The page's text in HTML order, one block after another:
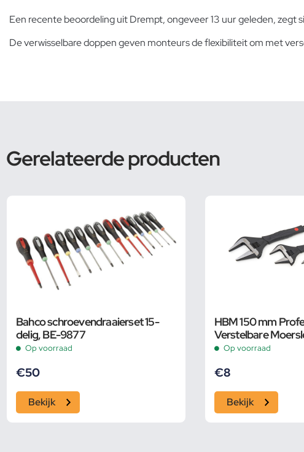
Een recente beoordeling uit Drempt, ongeveer 13 uur geleden,
Deverwisselbare doppengeven monteurs de flexibiliteit om met
Gerelateerde producten
Bahco schroevendraaierset 15-
delig, BE-9877
Op voorraad
€50
Bekijk
HBM 150 mm
Verstelbare
Groot Bereik en
Op voorraad
€8
Bekijk